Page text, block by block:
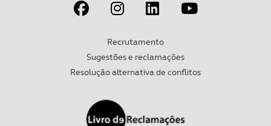
Recrutamento
Sugestões e reclamações
Resolução alternativa de conflitos